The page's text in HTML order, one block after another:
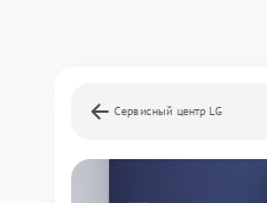
Сервисный центр LG